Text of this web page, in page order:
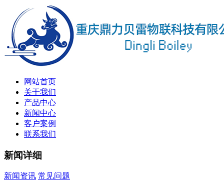
网站首页
关于我们
产品中心
新闻中心
客户案例
联系我们
新闻详细
新闻资讯 常见问题